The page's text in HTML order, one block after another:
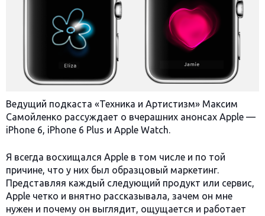
Ведущий подкаста «Техника и Артистизм» Максим
Самойленко рассуждает о вчерашних анонсах Apple —
iPhone 6, iPhone 6 Plus и Apple Watch.
Я всегда восхищался Apple в том числе и по той
причине, что у них был образцовый маркетинг.
Представляя каждый следующий продукт или сервис,
Apple четко и внятно рассказывала, зачем он мне
нужен и почему он выглядит, ощущается и работает